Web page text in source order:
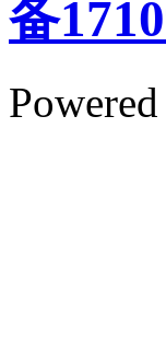
备